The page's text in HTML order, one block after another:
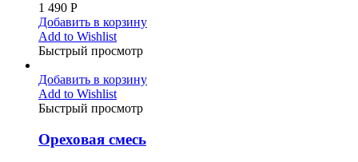
1 490 Р
Добавить в корзину
Add to Wishlist
Быстрый просмотр
Добавить в корзину
Add to Wishlist
Быстрый просмотр
Ореховая смесь